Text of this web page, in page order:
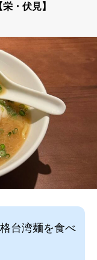
・伏見】
台湾麺を食べ